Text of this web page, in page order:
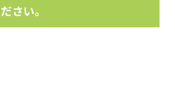
さい。